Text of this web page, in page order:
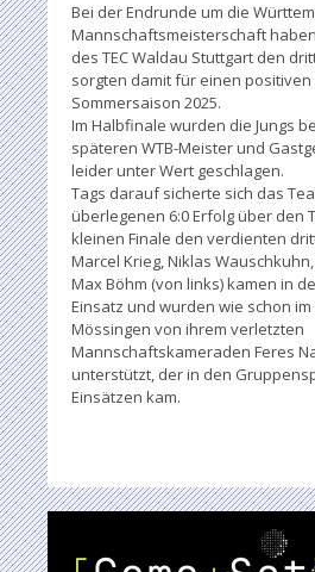
Bei der Endrunde um die
Mannschaftsmeisterschaft
des TEC Waldau Stuttgart den
sorgten damit für einen
Sommersaison 2025.
Im Halbfinale wurden die Jungs
späteren WTB-Meister und
leider unter Wert geschlagen.
Tags darauf sicherte sich das
überlegenen 6:0 Erfolg über den
kleinen Finale den verdienten
Marcel Krieg, Niklas
Max Böhm (von links) kamen in
Einsatz und wurden wie schon
Mössingen von ihrem verletzten
Mannschaftskameraden Feres
unterstützt, der in den
Einsätzen kam.